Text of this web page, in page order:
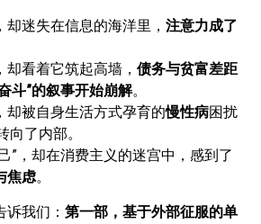
却迷失在信息的海洋里，注意力成了
却看着它筑起高墙，债务与贫富差距
斗”的叙事开始崩解。
却被自身生活方式孕育的慢性病困扰
向了内部。
”，却在消费主义的迷宫中，感到了
焦虑。
诉我们：第一部，基于外部征服的单